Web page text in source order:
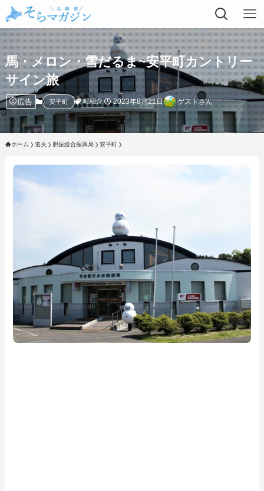
馬・メロン・雪だるま~安平町カントリー
サイン旅
広告 安平町 町紹介 2023年8月21日 ゲストさん
ホーム 道央 胆振総合振興局 安平町